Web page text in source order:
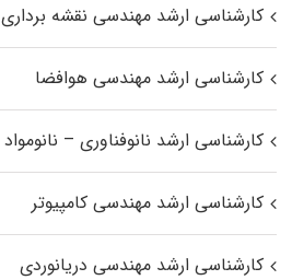
کارشناسی ارشد مهندسی نقشه برداری
کارشناسی ارشد مهندسی هوافضا
کارشناسی ارشد نانوفناوری – نانومواد
کارشناسی ارشد مهندسی کامپیوتر
کارشناسی ارشد مهندسی دریانوردی